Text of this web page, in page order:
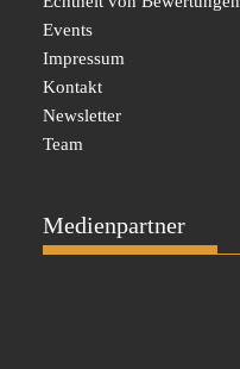
Events
Impressum
Kontakt
Newsletter
Team
Medienpartner